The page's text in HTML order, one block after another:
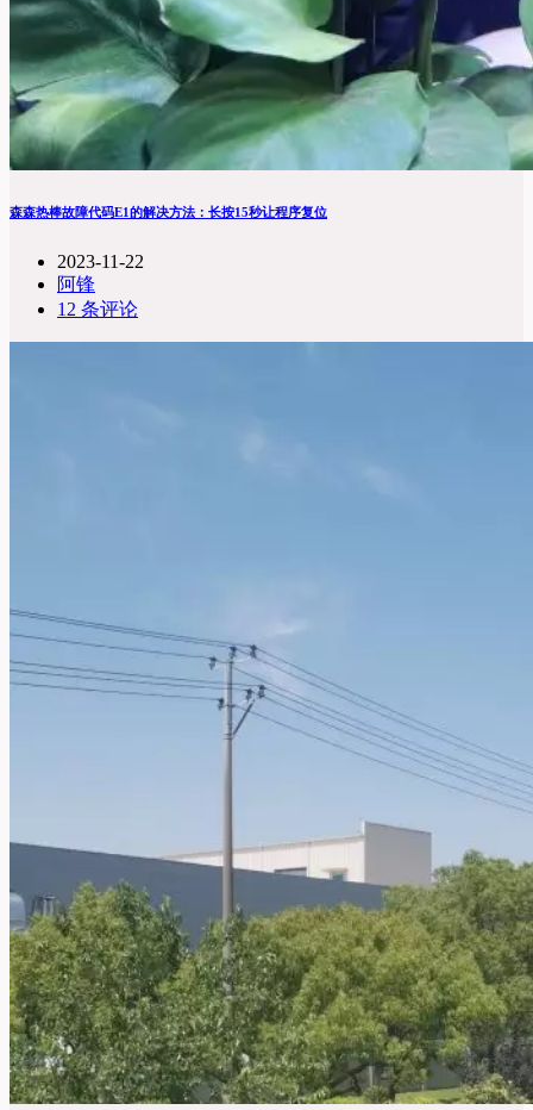
森森热棒故障代码E1的解决方法：长按15秒让程序复位
2023-11-22
阿锋
12 条评论